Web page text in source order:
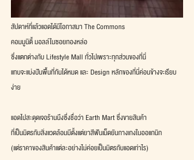
สัปดาห์ที่แล้วแอดได้มีโอกาสมา The Commons
คอมมูนิตี้ มอลล์ในซอยทองหล่อ
ซึ่งแตกต่างกับ Lifestyle Mall ทั่วไปเพราะทุกส่วนของที่นี่
แทบจะแบ่งปันพื้นที่กันได้หมด และ Design หลักของที่นี่ค่อนข้างจะเรียบ
ง่าย
แอดไปสะดุดเจอร้านนึงซึ่งชื่อว่า Earth Mart ซึ่งขายสินค้า
ที่เป็นมิตรกับสิ่งแวดล้อมมีตั้งแต่ยาสีฟันเม็ดยันกางเกงในออแกนิก
(แต่ราคาของสินค้าแต่ละอย่างไม่ค่อยเป็นมิตรกับแอดเท่าไร)